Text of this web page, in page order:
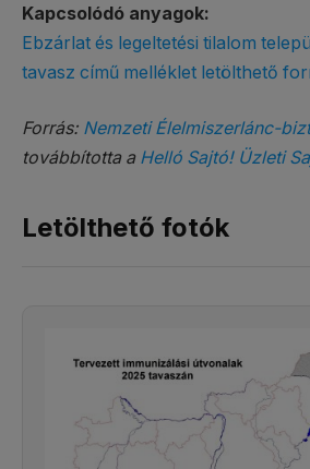
Kapcsolódó anyagok:
Ebzárlat és legeltetési tilalom
tavasz című melléklet letölthető
Forrás: Nemzeti Élelmiszerlánc-
továbbította a Helló Sajtó! Üzleti
Letölthető fotók